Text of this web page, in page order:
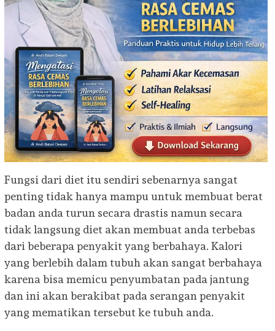
Fungsi dari diet itu sendiri sebenarnya sangat
penting tidak hanya mampu untuk membuat berat
badan anda turun secara drastis namun secara
tidak langsung diet akan membuat anda terbebas
dari beberapa penyakit yang berbahaya. Kalori
yang berlebih dalam tubuh akan sangat berbahaya
karena bisa memicu penyumbatan pada jantung
dan ini akan berakibat pada serangan penyakit
yang mematikan tersebut ke tubuh anda.